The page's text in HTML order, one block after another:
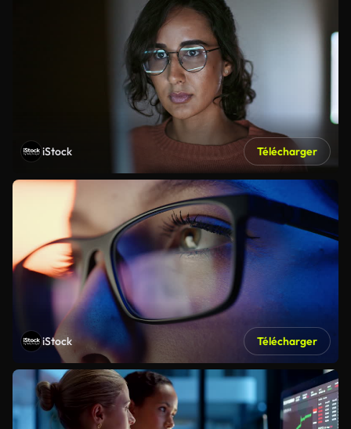
iStock Télécharger
iStock Télécharger